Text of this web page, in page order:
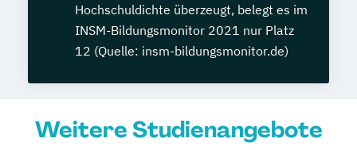
Hochschuldichte überzeugt, belegt es im
INSM-Bildungsmonitor 2021 nur Platz
12 (Quelle: insm-bildungsmonitor.de)
Weitere Studienangebote